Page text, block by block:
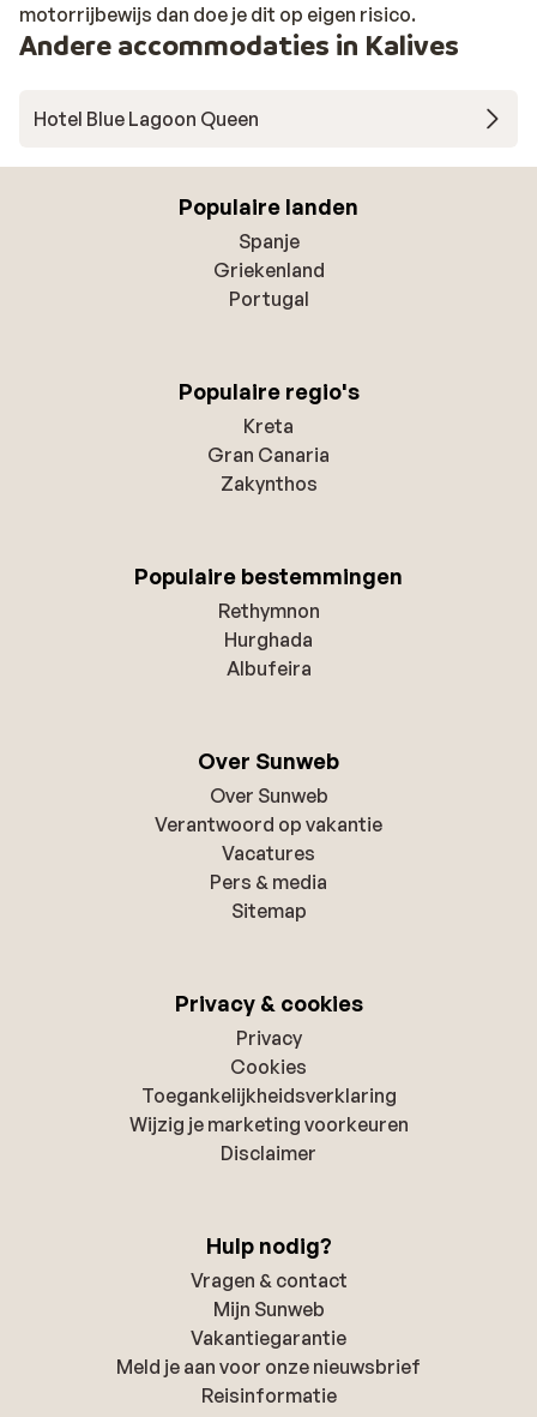
motorrijbewijs dan doe je dit op eigen risico.
Andere accommodaties in Kalives
Hotel Blue Lagoon Queen
Populaire landen
Spanje
Griekenland
Portugal
Populaire regio's
Kreta
Gran Canaria
Zakynthos
Populaire bestemmingen
Rethymnon
Hurghada
Albufeira
Over Sunweb
Over Sunweb
Verantwoord op vakantie
Vacatures
Pers & media
Sitemap
Privacy & cookies
Privacy
Cookies
Toegankelijkheidsverklaring
Wijzig je marketing voorkeuren
Disclaimer
Hulp nodig?
Vragen & contact
Mijn Sunweb
Vakantiegarantie
Meld je aan voor onze nieuwsbrief
Reisinformatie